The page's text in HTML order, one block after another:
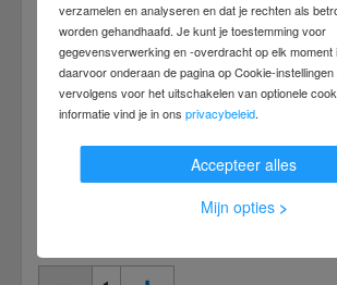
STIER poetspapierrollen, 3-
lengte x 23 cm breedte
€ 44,49
verzamelen en analyseren en dat je rechten als
worden gehandhaafd. Je kunt je toestemming voor
gegevensverwerking en -overdracht op elk moment
daarvoor onderaan de pagina op Cookie-instellingen
vervolgens voor het uitschakelen van optionele
informatie vind je in ons privacybeleid.
Accepteer alles
Mijn opties >